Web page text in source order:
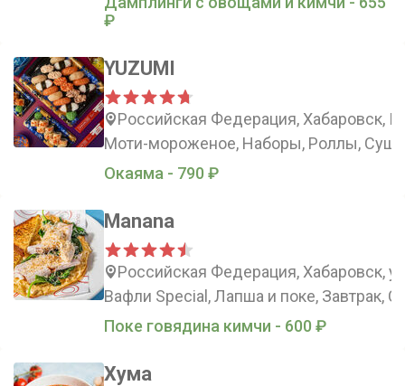
₽
YUZUMI
Российская Федерация, Хабаровск,
Моти-мороженое, Наборы, Роллы, Суши
Окаяма - 790 ₽
Manana
Российская Федерация, Хабаровск,
Вафли Special, Лапша и поке, Завтрак,
Поке говядина кимчи - 600 ₽
Хума